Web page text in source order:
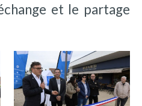
et le partage